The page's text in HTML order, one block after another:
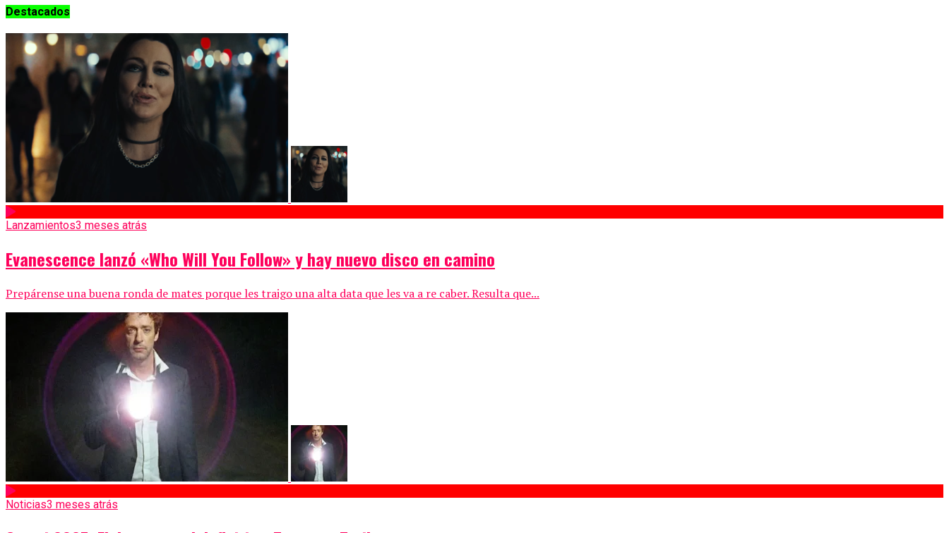
Destacados
Lanzamientos3 meses atrás
Evanescence lanzó «Who Will You Follow» y hay nuevo disco en camino
Prepárense una buena ronda de mates porque les traigo una alta data que les va a re caber. Resulta que...
Noticias3 meses atrás